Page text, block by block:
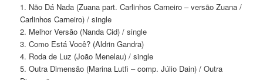
1. Não Dá Nada (Zuana part. Carlinhos Carneiro – versão Zuana /
Carlinhos Carneiro) / single
2. Melhor Versão (Nanda Cid) / single
3. Como Está Você? (Aldrin Gandra)
4. Roda de Luz (João Menelau) / single
5. Outra Dimensão (Marina Lutfi – comp. Júlio Dain) / Outra